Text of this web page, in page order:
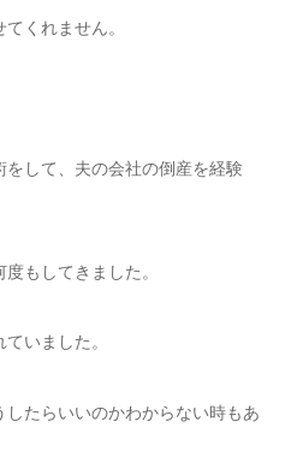
くれません。
して、夫の会社の倒産を経験
もしてきました。
いました。
たらいいのかわからない時もあ